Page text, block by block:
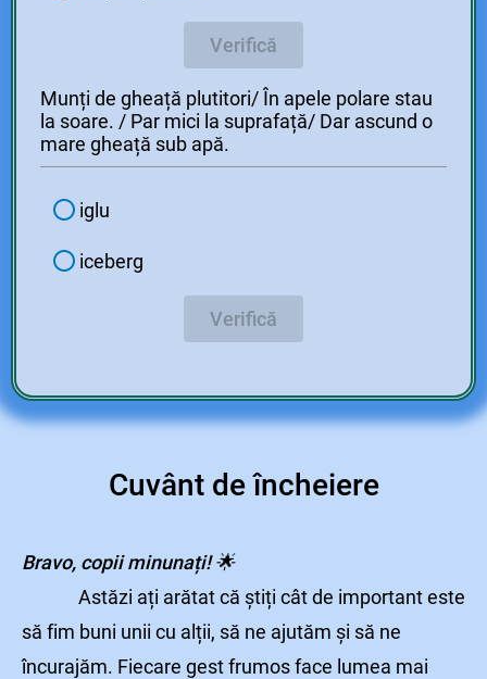
Verifică
Munți de gheață plutitori/ În apele polare stau
la soare. / Par mici la suprafață/ Dar ascund o
mare gheață sub apă.
iglu
iceberg
Verifică
Cuvânt de încheiere
Bravo, copii minunați! 🌟
Astăzi ați arătat că știți cât de important este
să fim buni unii cu alții, să ne ajutăm și să ne
încurajăm. Fiecare gest frumos face lumea mai